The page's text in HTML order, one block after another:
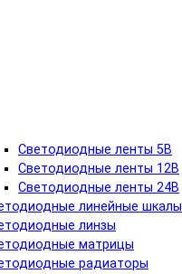
Светодиодные ленты 5В
Светодиодные ленты 12В
Светодиодные ленты 24В
линейные шкалы
линзы
матрицы
радиаторы